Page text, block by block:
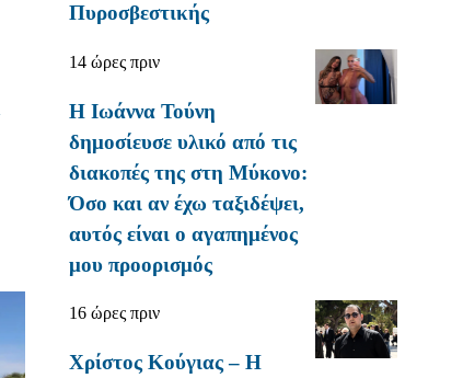
Πυροσβεστικής
14 ώρες πριν
Η Ιωάννα Τούνη
δημοσίευσε υλικό από τις
διακοπές της στη Μύκονο:
Όσο και αν έχω ταξιδέψει,
αυτός είναι ο αγαπημένος
μου προορισμός
16 ώρες πριν
Χρίστος Κούγιας – Η